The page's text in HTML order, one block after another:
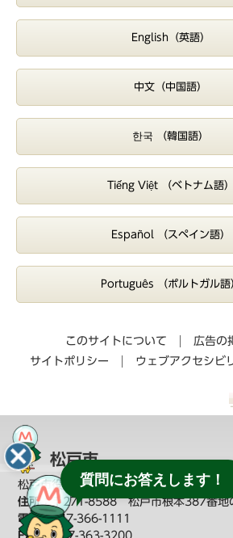
English（英語）
中文（中国語）
한국 （韓国語）
Tiếng Việt （ベトナム語）
Español （スペイン語）
Português （ポルトガル語
このサイトについて
広告の
サイトポリシー
ウェブアクセシビ
松戸市
松戸市役所（教育委員会へのお問い合わせ
住所：〒271-8588 松戸市根本387番
電話：047-366-1111
FAX：047-363-3200
質問にお答えします！